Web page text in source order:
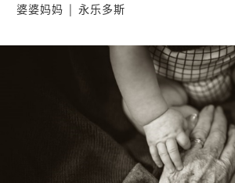
婆婆妈妈 | 永乐多斯